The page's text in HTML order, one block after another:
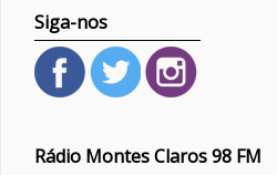
Siga-nos
Rádio Montes Claros 98 FM